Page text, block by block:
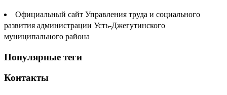
Официальный сайт Управления труда и социального
развития администрации Усть-Джегутинского
муниципального района
Популярные теги
Контакты